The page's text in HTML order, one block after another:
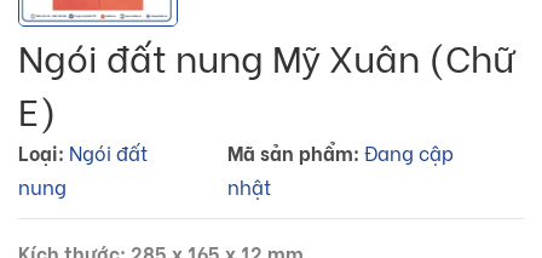
Ngói đất nung Mỹ Xuân (Chữ
E)
Loại: Ngói đất
nung
Mã sản phẩm: Đang cập
nhật
Kích thước: 285 x 165 x 12 mm